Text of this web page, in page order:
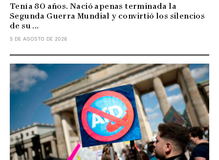
Tenía 80 años. Nació apenas terminada la
Segunda Guerra Mundial y convirtió los silencios
de su ...
5 DE AGOSTO DE 2026